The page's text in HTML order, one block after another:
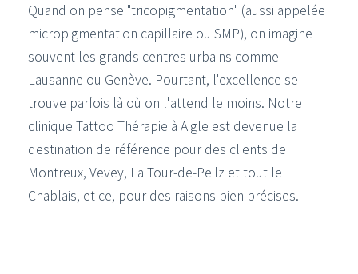
Quand on pense "tricopigmentation" (aussi appelée
micropigmentation capillaire ou SMP), on imagine
souvent les grands centres urbains comme
Lausanne ou Genève. Pourtant, l'excellence se
trouve parfois là où on l'attend le moins. Notre
clinique Tattoo Thérapie à Aigle est devenue la
destination de référence pour des clients de
Montreux, Vevey, La Tour-de-Peilz et tout le
Chablais, et ce, pour des raisons bien précises.